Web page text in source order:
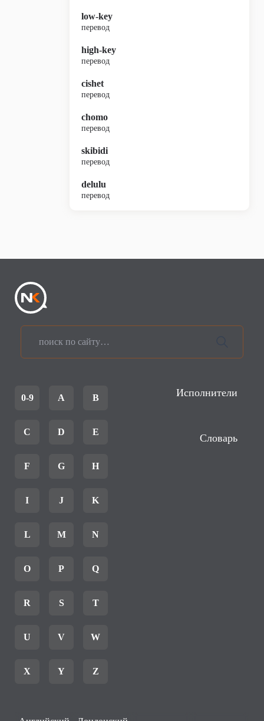
low-key
перевод
high-key
перевод
cishet
перевод
chomo
перевод
skibidi
перевод
delulu
перевод
0-9 A B
C D E
F G H
I J K
L M N
O P Q
R S T
U V W
X Y Z
Исполнители
Словарь